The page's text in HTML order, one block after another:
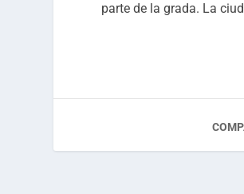
parte de la grada. La